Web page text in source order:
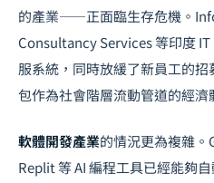
的產業——正面臨生存危機。
Consultancy Services 等印度
服系統，同時放緩了新員工的
包作為社會階層流動管道的經濟
軟體開發產業的情況更為複雜
Replit 等 AI 編程工具已經能夠